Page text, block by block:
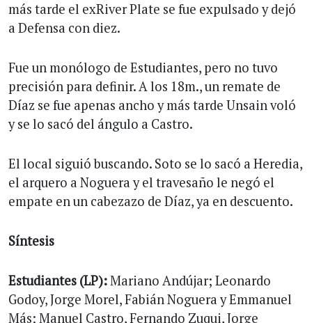
más tarde el exRiver Plate se fue expulsado y dejó
a Defensa con diez.
Fue un monólogo de Estudiantes, pero no tuvo
precisión para definir. A los 18m., un remate de
Díaz se fue apenas ancho y más tarde Unsain voló
y se lo sacó del ángulo a Castro.
El local siguió buscando. Soto se lo sacó a Heredia,
el arquero a Noguera y el travesaño le negó el
empate en un cabezazo de Díaz, ya en descuento.
Síntesis
Estudiantes (LP):Mariano Andújar; Leonardo
Godoy, Jorge Morel, Fabián Noguera y Emmanuel
Más; Manuel Castro, Fernando Zuqui, Jorge